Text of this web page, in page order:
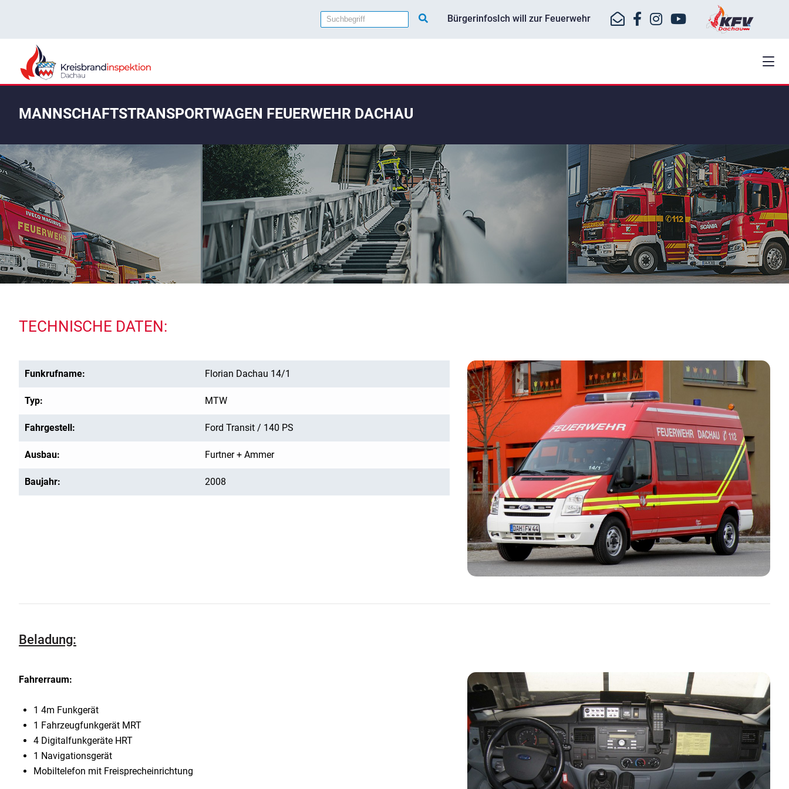
BürgerinfosIch will zur Feuerwehr
MANNSCHAFTSTRANSPORTWAGEN FEUERWEHR DACHAU
TECHNISCHE DATEN:
Funkrufname: Florian Dachau 14/1
Typ: MTW
Fahrgestell: Ford Transit / 140 PS
Ausbau: Furtner + Ammer
Baujahr: 2008
Beladung:
Fahrerraum:
1 4m Funkgerät
1 Fahrzeugfunkgerät MRT
4 Digitalfunkgeräte HRT
1 Navigationsgerät
Mobiltelefon mit Freisprecheinrichtung